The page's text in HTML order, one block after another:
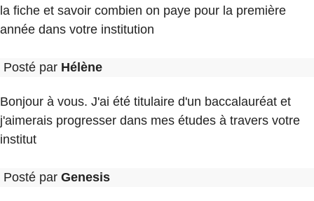
la fiche et savoir combien on paye pour la première
année dans votre institution
Posté par Hélène
Bonjour à vous. J'ai été titulaire d'un baccalauréat et
j'aimerais progresser dans mes études à travers votre
institut
Posté par Genesis